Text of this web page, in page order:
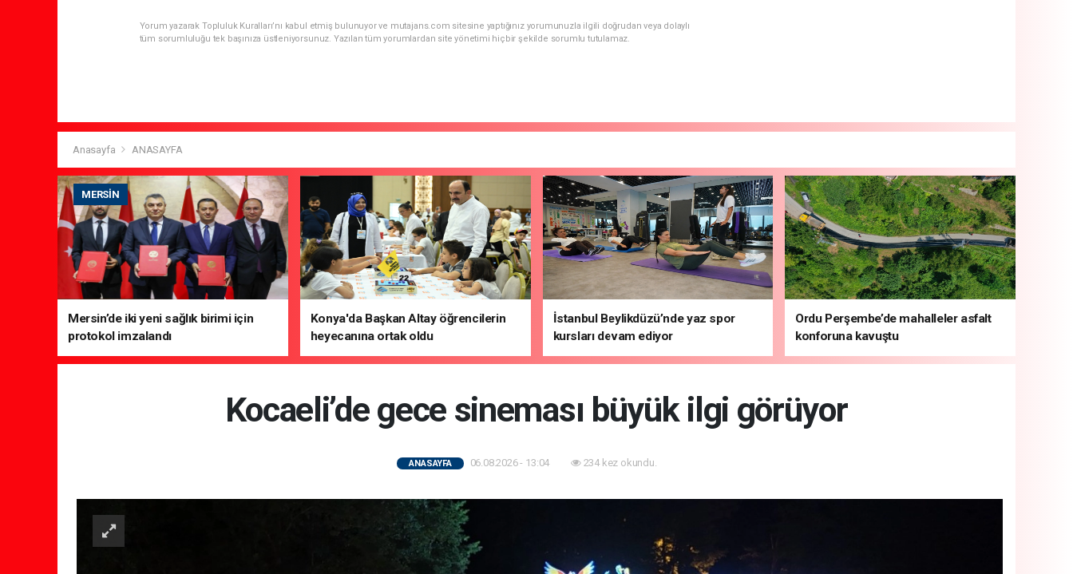
Yorum yazarak Topluluk Kuralları’nı kabul etmiş bulunuyor ve mutajans.com sitesine yaptığınız yorumunuzla ilgili doğrudan veya dolaylı
tüm sorumluluğu tek başınıza üstleniyorsunuz. Yazılan tüm yorumlardan site yönetimi hiçbir şekilde sorumlu tutulamaz.
Anasayfa ANASAYFA
MERSIN
Mersin’de iki yeni sağlık birimi için
protokol imzalandı
Konya'da Başkan Altay öğrencilerin
heyecanına ortak oldu
İstanbul Beylikdüzü’nde yaz spor
kursları devam ediyor
Ordu Perşembe’de mahalleler asfalt
konforuna kavuştu
Kocaeli’de gece sineması büyük ilgi görüyor
ANASAYFA 06.08.2026 - 13:04 234 kez okundu.